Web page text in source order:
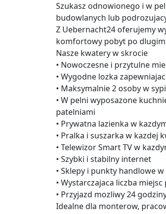
Szukasz odnowionego i w
budowlanych lub
Z Uebernacht24 oferujemy
komfortowy pobyt po
Nasze kwatery w skrocie
• Nowoczesne i przytulne
• Wygodne lozka
• Maksymalnie 2 osoby w
• W pelni wyposazone
patelniami
• Prywatna lazienka w
• Pralka i suszarka w kazdej
• Telewizor Smart TV w
• Szybki i stabilny internet
• Sklepy i punkty handlowe
• Wystarczajaca liczba
• Przyjazd mozliwy 24
Idealne dla monterow,